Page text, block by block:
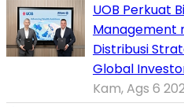
UOB Perkuat
Management
Distribusi
Global
Kam, Ags 6